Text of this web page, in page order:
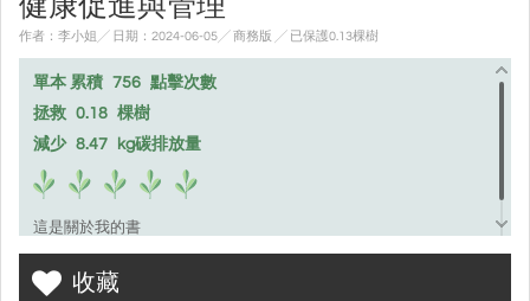
健康促進與管理
作者：李小姐╱ 日期：2024-06-05╱ 商務版 ╱ 已保護0.13棵樹
單本 累積 756 點擊次數
拯救 0.18 棵樹
減少 8.47 kg碳排放量
這是關於我的書
收藏